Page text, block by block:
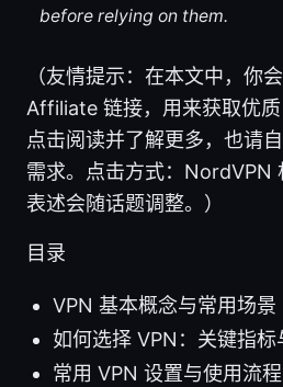
before relying on them.
（友情提示：在本文中，你
Affiliate 链接，用来获取优
点击阅读并了解更多，也请
需求。点击方式：NordVPN
表述会随话题调整。）
目录
VPN 基本概念与常用场景
如何选择 VPN：关键指标
常用 VPN 设置与使用流程